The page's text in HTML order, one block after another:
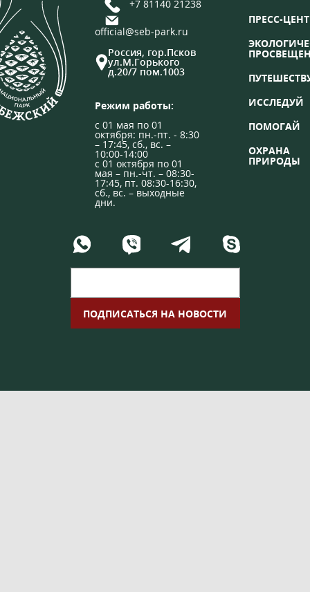
+7 81140 21238
official@seb-park.ru
Россия, гор.Псков
ул.М.Горького
д.20/7 пом.1003
Режим работы:
с 01 мая по 01
октября: пн.-пт. - 8:30
– 17:45, сб., вс. –
10:00-14:00
с 01 октября по 01
мая – пн.-чт. – 08:30-
17:45, пт. 08:30-16:30,
сб., вс. – выходные
дни.
ПРЕСС-
ИССЛЕДУЙ
ПОМОГАЙ
ОХРАНА
ПРИРОДЫ